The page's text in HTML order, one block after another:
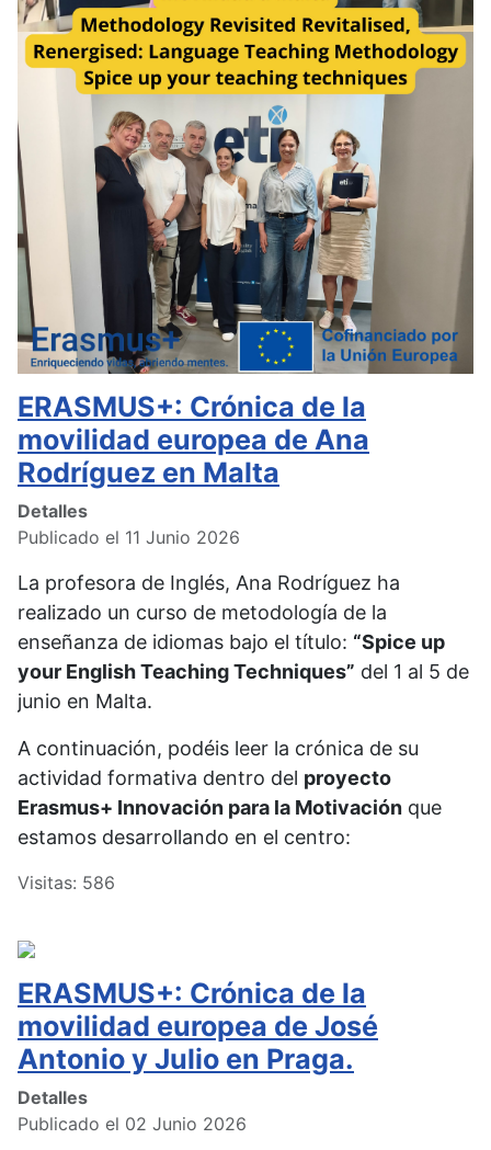
ERASMUS+: Crónica de la
movilidad europea de Ana
Rodríguez en Malta
Detalles
Publicado el 11 Junio 2026
La profesora de Inglés, Ana Rodríguez ha
realizado un curso de metodología de la
enseñanza de idiomas bajo el título: “Spice up
your English Teaching Techniques” del 1 al 5 de
junio en Malta.
A continuación, podéis leer la crónica de su
actividad formativa dentro del proyecto
Erasmus+ Innovación para la Motivación que
estamos desarrollando en el centro:
Visitas: 586
ERASMUS+: Crónica de la
movilidad europea de José
Antonio y Julio en Praga.
Detalles
Publicado el 02 Junio 2026